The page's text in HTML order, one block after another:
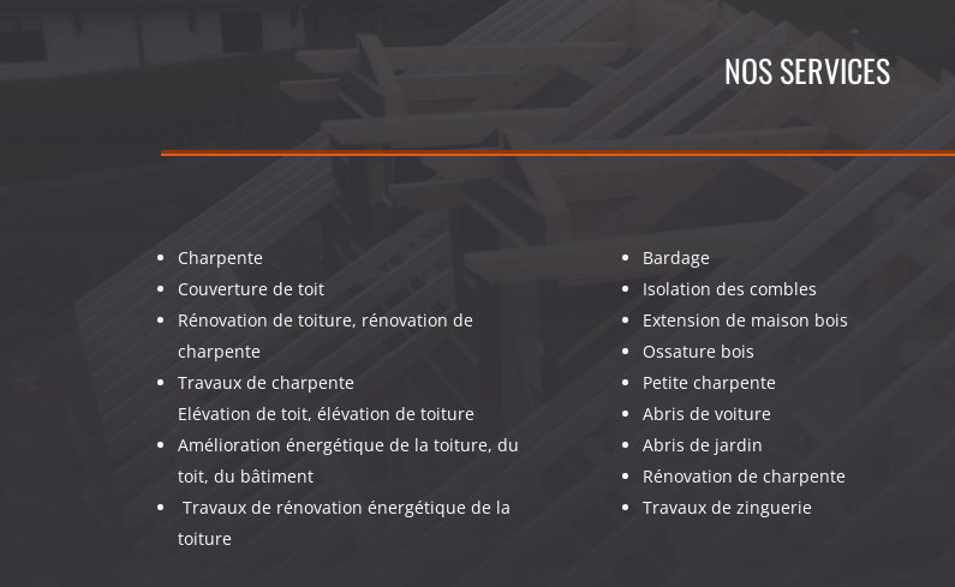
NOS SERVICES
Charpente
Couverture de toit
Rénovation de toiture, rénovation de
charpente
Travaux de charpente
Elévation de toit, élévation de toiture
Amélioration énergétique de la toiture, du
toit, du bâtiment
Travaux de rénovation énergétique de la
toiture
Bardage
Isolation des combles
Extension de maison bois
Ossature bois
Petite charpente
Abris de voiture
Abris de jardin
Rénovation de charpente
Travaux de zinguerie